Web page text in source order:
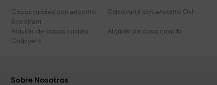
Casas rurales con encanto
Bocairent
Casa rural con encanto Onil
Alquiler de casas rurales
Ontinyent
Alquiler de casa rural Ibi
Sobre Nosotros